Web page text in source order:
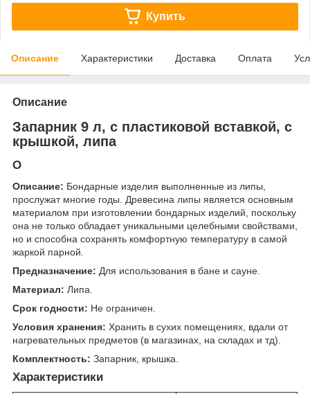
Купить
Описание Характеристики Доставка Оплата
Описание
Запарник 9 л, с пластиковой вставкой, с
крышкой, липа
О
Описание: Бондарные изделия выполненные из липы,
прослужат многие годы. Древесина липы является основным
материалом при изготовлении бондарных изделий, поскольку
она не только обладает уникальными целебными свойствами,
но и способна сохранять комфортную температуру в самой
жаркой парной.
Предназначение: Для использования в бане и сауне.
Материал: Липа.
Срок годности: Не ограничен.
Условия хранения: Хранить в сухих помещениях, вдали от
нагревательных предметов (в магазинах, на складах и тд).
Комплектность: Запарник, крышка.
Характеристики